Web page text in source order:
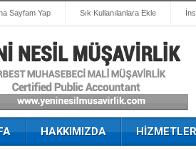
Sayfam Yap Sık Kullanılanlara Ekle
HAKKIMIZDA